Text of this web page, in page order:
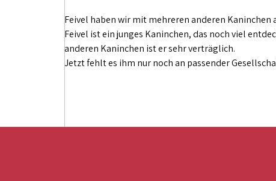
Feivel haben wir mit mehreren anderen Kaninchen
Feivel ist ein junges Kaninchen, das noch viel
anderen Kaninchen ist er sehr verträglich.
Jetzt fehlt es ihm nur noch an passender